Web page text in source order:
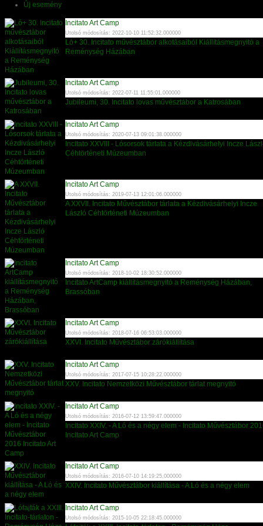
Új esemény
Incitato Art Camp
Utolsó módosítás: 2022-10-10 11:52:32.000000
Ló+ 30. Incitato művésztábor alkotásaiból Kiállításmegnyitó a
Reménység Házában
Incitato Art Camp
Utolsó módosítás: 2022-07-11 11:55:01.000000
Jubileumi, 30. Incitato lovas művésztábor a Katrosában
Incitato Art Camp
Utolsó módosítás: 2020-07-13 09:01:38.000000
Incitato XXVIII - Lósorsok tárlata a Kézdivásárhelyi Incze
Céhtörténeti Múzeumban
Incitato Art Camp
Utolsó módosítás: 2019-07-13 12:01:06.000000
A XXVII. Incitato Művésztábor tárlata a Kézdivásárhelyi Incze
László Céhtörténeti Múzeumban
Incitato Art Camp
Utolsó módosítás: 2018-10-02 18:30:52.000000
Incitato ArtCamp kiállításmegnyitó a Reménység Házában,
Brassóban
Incitato Art Camp
Utolsó módosítás: 2018-07-16 06:53:03.000000
XXVI. Incitato Művésztábor zárókiállítása
Incitato Art Camp
Utolsó módosítás: 2017-07-15 10:28:22.000000
XXV. Incitato Nemzetközi Művésztábor tárlat megnyitó
Incitato Art Camp
Utolsó módosítás: 2016-07-12 13:59:47.000000
Incitato XXIV. - A Ló és a négy elem - Incitato Művésztábor
Incitato Art Camp
Incitato Art Camp
Utolsó módosítás: 2016-07-10 14:19:25.000000
XXIV. Incitato Művésztábor kiállítása - A Ló és a négy elem
Incitato Art Camp
Utolsó módosítás: 2015-10-05 22:18:45.000000